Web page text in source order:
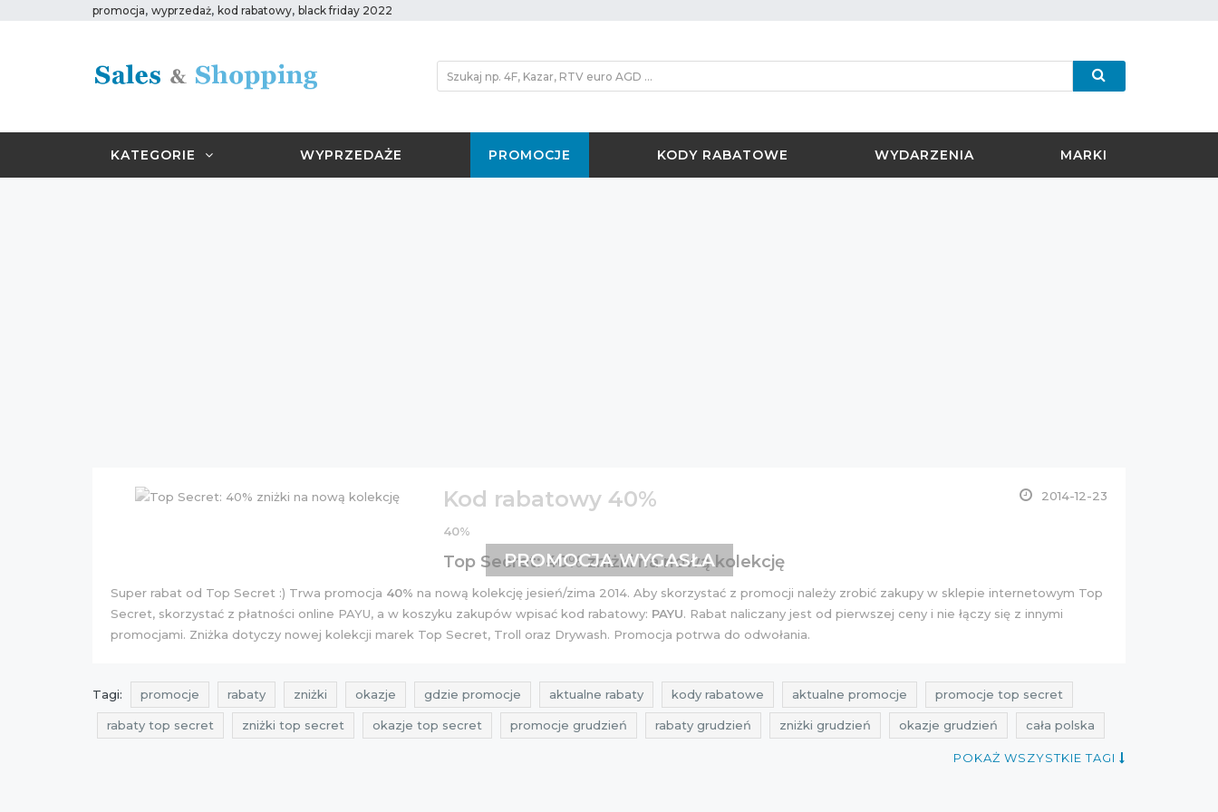
promocja, wyprzedaż, kod rabatowy, black friday 2022
KATEGORIE WYPRZEDAŻE PROMOCJE KODY RABATOWE WYDARZENIA MARKI
Kod rabatowy 40% 2014-12-23
40%
Top Secret: 40% zniżki na nową kolekcję
Super rabat od Top Secret :) Trwa promocja 40% na nową kolekcję jesień/zima 2014. Aby skorzystać z promocji należy zrobić zakupy w sklepie internetowym Top
Secret, skorzystać z płatności online PAYU, a w koszyku zakupów wpisać kod rabatowy: PAYU. Rabat naliczany jest od pierwszej ceny i nie łączy się z innymi
promocjami. Zniżka dotyczy nowej kolekcji marek Top Secret, Troll oraz Drywash. Promocja potrwa do odwołania.
PROMOCJA WYGASŁA
Tagi: promocje rabaty zniżki okazje gdzie promocje aktualne rabaty kody rabatowe aktualne promocje promocje top secret
rabaty top secret zniżki top secret okazje top secret promocje grudzień rabaty grudzień zniżki grudzień okazje grudzień cała polska
POKAŻ WSZYSTKIE TAGI